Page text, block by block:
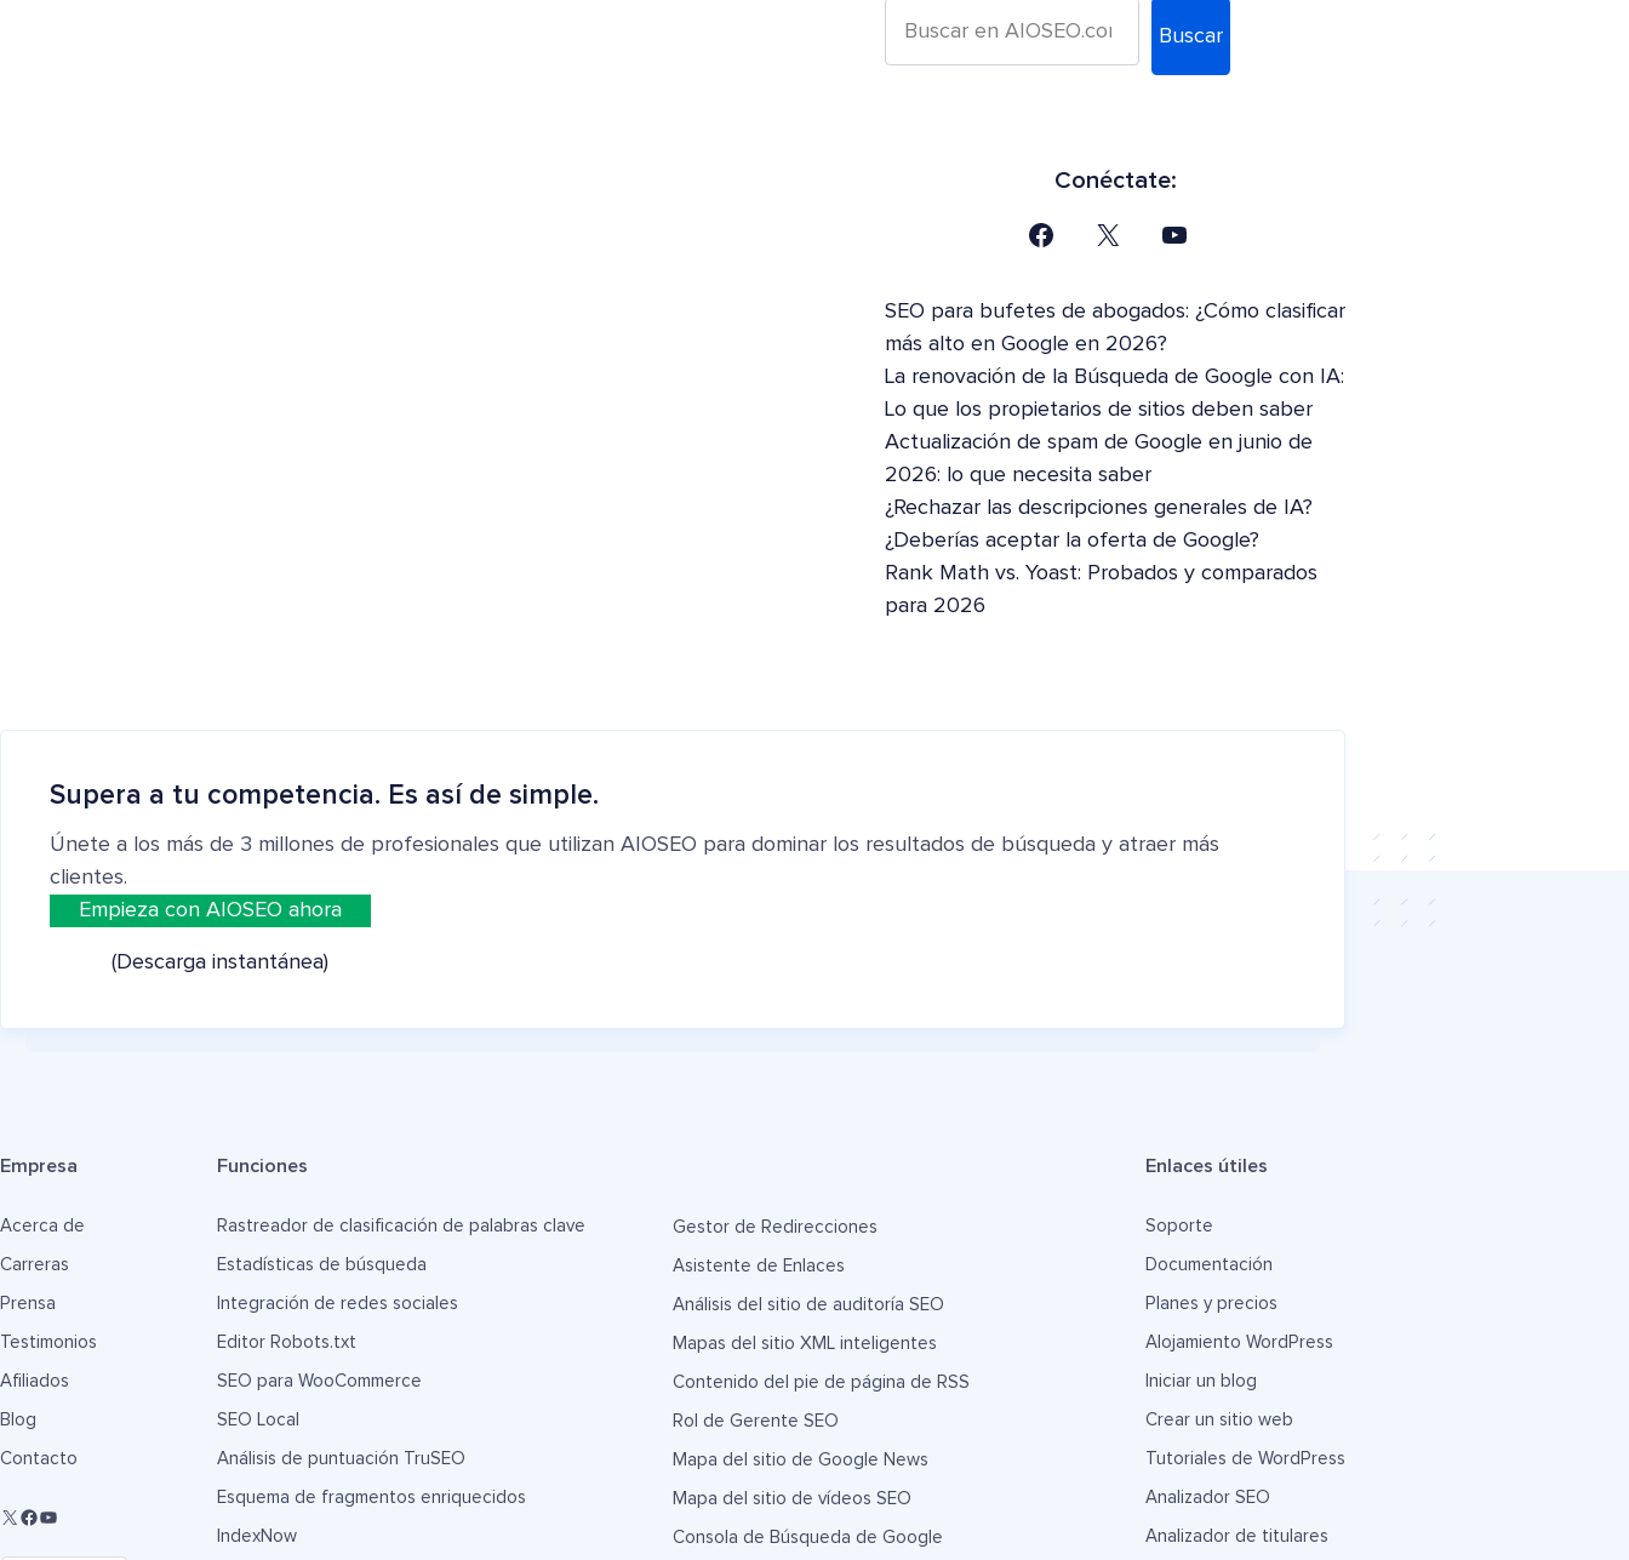
Buscar
Conéctate:
SEO para bufetes de abogados: ¿Cómo clasificar
más alto en Google en 2026?
La renovación de la Búsqueda de Google con IA:
Lo que los propietarios de sitios deben saber
Actualización de spam de Google en junio de
2026: lo que necesita saber
¿Rechazar las descripciones generales de IA?
¿Deberías aceptar la oferta de Google?
Rank Math vs. Yoast: Probados y comparados
para 2026
Supera a tu competencia. Es así de simple.
Únete a los más de 3 millones de profesionales que utilizan AIOSEO para dominar los resultados de búsqueda y atraer más
clientes.
Empieza con AIOSEO ahora
(Descarga instantánea)
Empresa
Acerca de
Carreras
Prensa
Testimonios
Afiliados
Blog
Contacto
Funciones
Rastreador de clasificación de palabras clave
Estadísticas de búsqueda
Integración de redes sociales
Editor Robots.txt
SEO para WooCommerce
SEO Local
Análisis de puntuación TruSEO
Esquema de fragmentos enriquecidos
IndexNow
Gestor de Redirecciones
Asistente de Enlaces
Análisis del sitio de auditoría SEO
Mapas del sitio XML inteligentes
Contenido del pie de página de RSS
Rol de Gerente SEO
Mapa del sitio de Google News
Mapa del sitio de vídeos SEO
Consola de Búsqueda de Google
Enlaces útiles
Soporte
Documentación
Planes y precios
Alojamiento WordPress
Iniciar un blog
Crear un sitio web
Tutoriales de WordPress
Analizador SEO
Analizador de titulares